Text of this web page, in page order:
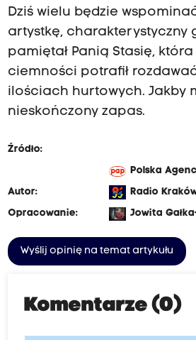
Dziś wielu będzie
artystkę, charakterystyczny
pamiętał Panią Stasię,
ciemności potrafił
ilościach hurtowych. Jakby
nieskończony zapas.
Źródło:
Polska
Autor:
Radio
Opracowanie:
Jowita
Wyślij opinię na temat artykułu
Komentarze (0)